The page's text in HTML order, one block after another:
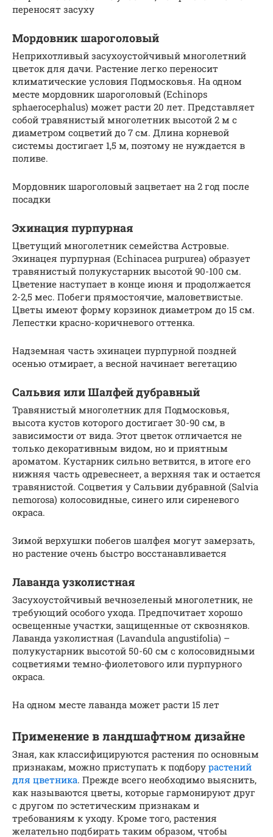
переносят засуху
Мордовник шароголовый
Неприхотливый засухоустойчивый многолетний
цветок для дачи. Растение легко переносит
климатические условия Подмосковья. На одном
месте мордовник шароголовый (Echinops
sphaerocephalus) может расти 20 лет. Представляет
собой травянистый многолетник высотой 2 м с
диаметром соцветий до 7 см. Длина корневой
системы достигает 1,5 м, поэтому не нуждается в
поливе.
Мордовник шароголовый зацветает на 2 год после
посадки
Эхинация пурпурная
Цветущий многолетник семейства Астровые.
Эхинацея пурпурная (Echinacea purpurea) образует
травянистый полукустарник высотой 90-100 см.
Цветение наступает в конце июня и продолжается
2-2,5 мес. Побеги прямостоячие, маловетвистые.
Цветы имеют форму корзинок диаметром до 15 см.
Лепестки красно-коричневого оттенка.
Надземная часть эхинацеи пурпурной поздней
осенью отмирает, а весной начинает вегетацию
Сальвия или Шалфей дубравный
Травянистый многолетник для Подмосковья,
высота кустов которого достигает 30-90 см, в
зависимости от вида. Этот цветок отличается не
только декоративным видом, но и приятным
ароматом. Кустарник сильно ветвится, в итоге его
нижняя часть одревеснеет, а верхняя так и остается
травянистой. Соцветия у Сальвии дубравной (Salvia
nemorosa) колосовидные, синего или сиреневого
окраса.
Зимой верхушки побегов шалфея могут замерзать,
но растение очень быстро восстанавливается
Лаванда узколистная
Засухоустойчивый вечнозеленый многолетник, не
требующий особого ухода. Предпочитает хорошо
освещенные участки, защищенные от сквозняков.
Лаванда узколистная (Lavandula angustifolia) –
полукустарник высотой 50-60 см с колосовидными
соцветиями темно-фиолетового или пурпурного
окраса.
На одном месте лаванда может расти 15 лет
Применение в ландшафтном дизайне
Зная, как классифицируются растения по основным
признакам, можно приступать к подбору растений
для цветника. Прежде всего необходимо выяснить,
как называются цветы, которые гармонируют друг
с другом по эстетическим признакам и
требованиям к уходу. Кроме того, растения
желательно подбирать таким образом, чтобы